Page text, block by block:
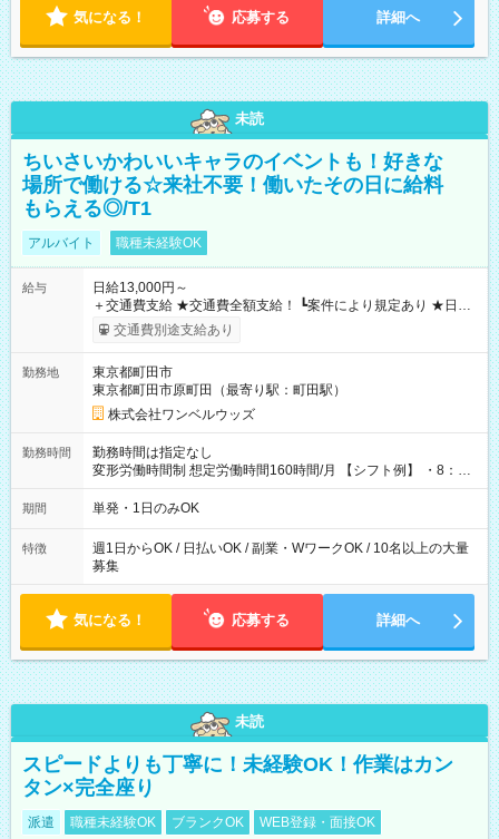
気になる！ 応募する 詳細へ
未読
ちいさいかわいいキャラのイベントも！好きな
場所で働ける☆来社不要！働いたその日に給料
もらえる◎/T1
アルバイト 職種未経験OK
給与
日給13,000円～
＋交通費支給 ★交通費全額支給！ ┗案件により規定あり ★日払
いOK！（規定あり） ┗働いたその日に現金GET♪ お仕事後はコ
ンビニATMから 日払い分を引き落とせます！ 【試用期間】試
交通費別途支給あり
勤務地
東京都町田市
東京都町田市原町田（最寄り駅：町田駅）
株式会社ワンベルウッズ
勤務時間
勤務時間は指定なし
変形労働時間制 想定労働時間160時間/月 【シフト例】 ・8：00
～21：00
期間 単発・1日のみOK
特徴
週1日からOK / 日払いOK / 副業・WワークOK / 10名以上の大量
募集
気になる！ 応募する 詳細へ
未読
スピードよりも丁寧に！未経験OK！作業はカン
タン×完全座り
派遣 職種未経験OK ブランクOK WEB登録・面接OK